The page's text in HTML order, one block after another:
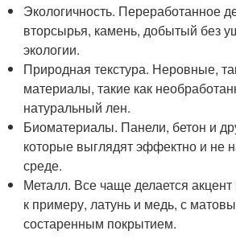
Экологичность. Переработанное
вторсырья, камень, добытый без
экологии.
Природная текстура. Неровные,
материалы, такие как
натуральный лен.
Биоматериалы. Панели, бетон и
которые выглядят эффектно и не
среде.
Металл. Все чаще делается акцент
к примеру, латунь и медь, с
состаренным покрытием.